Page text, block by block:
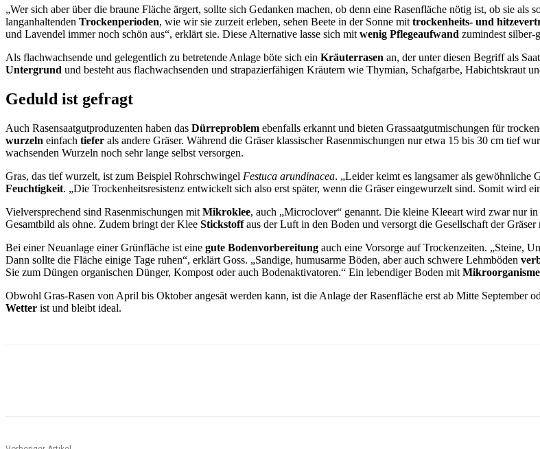
„Wer sich aber über die braune Fläche ärgert, sollte sich Gedanken machen, ob denn eine Rasenfläche nötig ist, ob sie als
langanhaltenden Trockenperioden, wie wir sie zurzeit erleben, sehen Beete in der Sonne mit trockenheits- und
und Lavendel immer noch schön aus“, erklärt sie. Diese Alternative lasse sich mit wenig Pflegeaufwand zumindest silber-
Als flachwachsende und gelegentlich zu betretende Anlage böte sich ein Kräuterrasen an, der unter diesen Begriff als
Untergrund und besteht aus flachwachsenden und strapazierfähigen Kräutern wie Thymian, Schafgarbe, Habichtskraut
Geduld ist gefragt
Auch Rasensaatgutproduzenten haben das Dürreproblem ebenfalls erkannt und bieten Grassaatgutmischungen für
wurzeln einfach tiefer als andere Gräser. Während die Gräser klassischer Rasenmischungen nur etwa 15 bis 30 cm tief
wachsenden Wurzeln noch sehr lange selbst versorgen.
Gras, das tief wurzelt, ist zum Beispiel Rohrschwingel Festuca arundinacea. „Leider keimt es langsamer als gewöhnliche
Feuchtigkeit. „Die Trockenheitsresistenz entwickelt sich also erst später, wenn die Gräser eingewurzelt sind. Somit wird
Vielversprechend sind Rasenmischungen mit Mikroklee, auch „Microclover“ genannt. Die kleine Kleeart wird zwar nur
Gesamtbild als ohne. Zudem bringt der Klee Stickstoffaus der Luft in den Boden und versorgt die Gesellschaft der Gräser
Bei einer Neuanlage einer Grünfläche ist eine gute Bodenvorbereitung auch eine Vorsorge auf Trockenzeiten. „Steine,
Dann sollte die Fläche einige Tage ruhen“, erklärt Goss. „Sandige, humusarme Böden, aber auch schwere Lehmböden
Sie zum Düngen organischen Dünger, Kompost oder auch Bodenaktivatoren.“ Ein lebendiger Boden mit
Obwohl Gras-Rasen von April bis Oktober angesät werden kann, ist die Anlage der Rasenfläche erst ab Mitte
Wetter ist und bleibt ideal.